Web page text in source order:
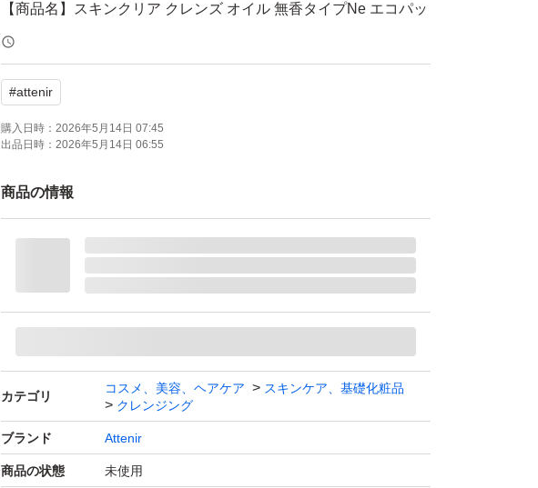
【商品名】スキンクリア クレンズ オイル 無香タイプNe エコパッ
ク 350ml
【購入日】2026年5月
【内容量】350ml
※簡易梱包での発送となります。
※潰れ等に不安がある場合、発送方法の変更を＋料金で可能で
す。ご購入前にコメントいただければ対応させていただきます。
※新品未使用ではございますが、購入時より擦り傷などがある場
合がございますので、ご了承のうえご購入頂きますようお願い申
し上げます。
#attenir
購入日時： 2026年5月14日 07:45
出品日時： 2026年5月14日 06:55
商品の情報
カテゴリ
コスメ、美容、ヘアケア
スキンケア、基礎化粧品
クレンジング
ブランド Attenir
商品の状態 未使用